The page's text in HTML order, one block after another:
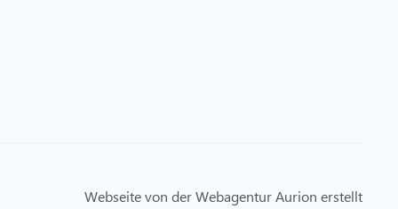
Webseite von der Webagentur Aurion erstellt